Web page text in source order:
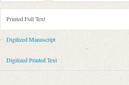
Metadata Concerning Header
Sender: Friedrich von Schlegel
Recipient: August Wilhelm von Schlegel
Place of Dispatch: Leipzig
Place of Destination: Unknown
Printed Full Text
Digitized Manuscript
Digitized Printed Text